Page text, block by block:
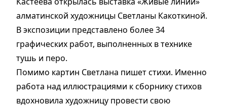
алматинской художницы Светланы Какоткиной.
В экспозиции представлено более 34
графических работ, выполненных в технике
тушь и перо.
Помимо картин Светлана пишет стихи. Именно
работа над иллюстрациями к сборнику стихов
вдохновила художницу провести свою